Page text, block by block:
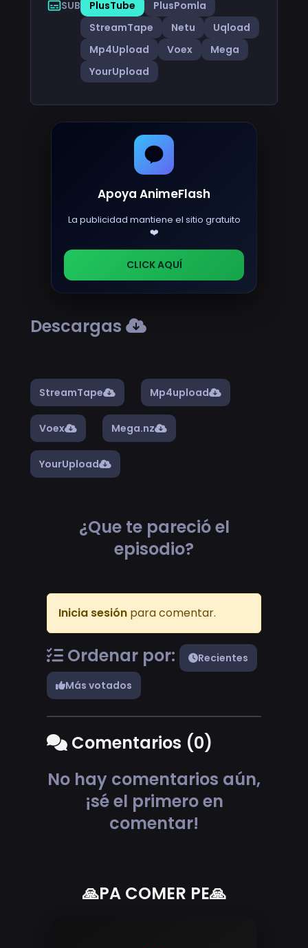
SUB PlusTube
PlusPomla
StreamTape
Netu
Uqload
Mp4Upload
Voex
Mega
YourUpload
Apoya AnimeFlash
La publicidad mantiene el sitio gratuito
❤️
CLICK AQUÍ
Descargas
StreamTape Mp4upload
Voex Mega.nz
YourUpload
¿Que te pareció el
episodio?
Inicia sesión para comentar.
Ordenar por:
Recientes
Más votados
Comentarios (0)
No hay comentarios aún,
¡sé el primero en
comentar!
🙏PA COMER PE🙏